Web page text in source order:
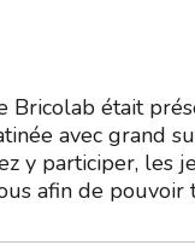
était
avec grand
y participer, les
afin de